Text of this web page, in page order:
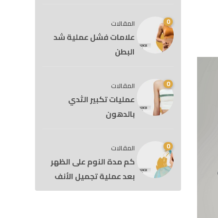
0 المقالات
علامات فشل عملية شد
البطن
0 المقالات
عمليات تكبير الثدي
بالدهون
0 المقالات
كم مدة النوم على الظهر
بعد عملية تجميل الأنف